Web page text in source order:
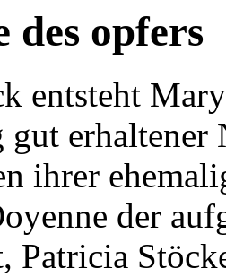
des opfers
entsteht
gut erhaltener
ihrer
der
Patricia